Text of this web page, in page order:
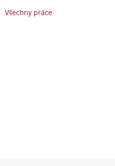
Všechny práce